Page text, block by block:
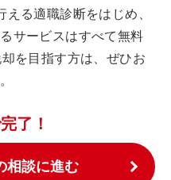
る適職診断をはじめ、
サービスはすべて無料
を目指す方は、ぜひお
了！
相談に進む